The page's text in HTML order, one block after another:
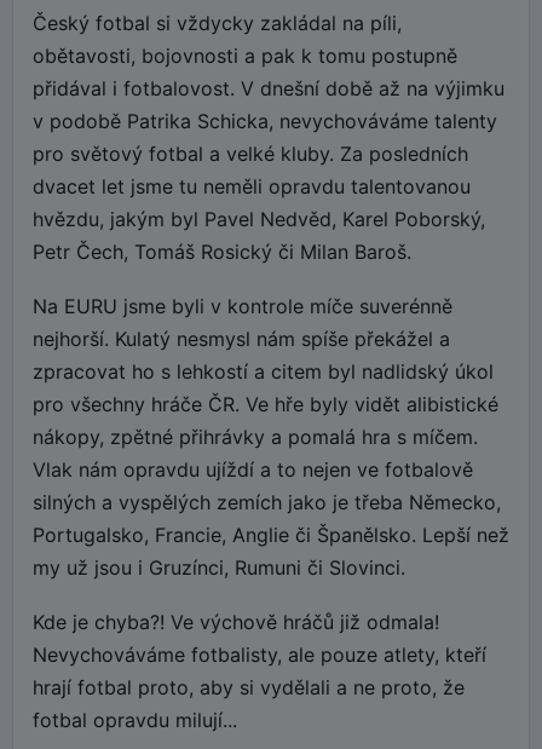
Český fotbal si vždycky zakládal na píli,
obětavosti, bojovnosti a pak k tomu postupně
přidával i fotbalovost. V dnešní době až na výjimku
v podobě Patrika Schicka, nevychováváme talenty
pro světový fotbal a velké kluby. Za posledních
dvacet let jsme tu neměli opravdu talentovanou
hvězdu, jakým byl Pavel Nedvěd, Karel Poborský,
Petr Čech, Tomáš Rosický či Milan Baroš.
Na EURU jsme byli v kontrole míče suverénně
nejhorší. Kulatý nesmysl nám spíše překážel a
zpracovat ho s lehkostí a citem byl nadlidský úkol
pro všechny hráče ČR. Ve hře byly vidět alibistické
nákopy, zpětné přihrávky a pomalá hra s míčem.
Vlak nám opravdu ujíždí a to nejen ve fotbalově
silných a vyspělých zemích jako je třeba Německo,
Portugalsko, Francie, Anglie či Španělsko. Lepší než
my už jsou i Gruzínci, Rumuni či Slovinci.
Kde je chyba?! Ve výchově hráčů již odmala!
Nevychováváme fotbalisty, ale pouze atlety, kteří
hrají fotbal proto, aby si vydělali a ne proto, že
fotbal opravdu milují...